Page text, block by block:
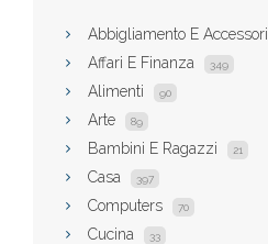
Abbigliamento E Accessori
Affari E Finanza 349
Alimenti 90
Arte 89
Bambini E Ragazzi 21
Casa 397
Computers 70
Cucina 33